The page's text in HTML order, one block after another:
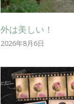
外は美しい！
2026年8月6日